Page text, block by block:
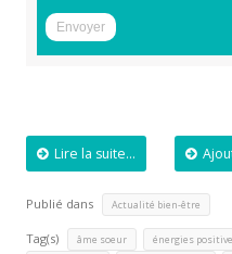
Lire la suite...
Publié dans Actualité bien-être
Tag(s) âme soeur énergies